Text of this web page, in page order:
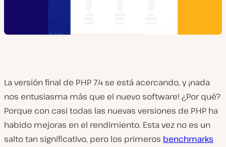
La versión final de PHP 7.4 se está acercando, y ¡nada
nos entusiasma más que el nuevo software! ¿Por qué?
Porque con casi todas las nuevas versiones de PHP ha
habido mejoras en el rendimiento. Esta vez no es un
salto tan significativo, pero los primeros benchmarks